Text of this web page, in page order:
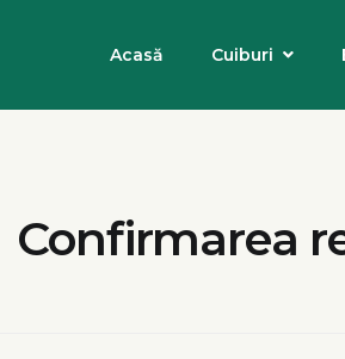
Acasă Cuiburi
Confirmarea